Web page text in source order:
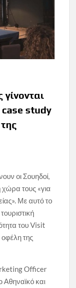
case study
οι Σουηδοί,
τους «για
Με αυτό το
του Visit
οφέλη της
Officer
και